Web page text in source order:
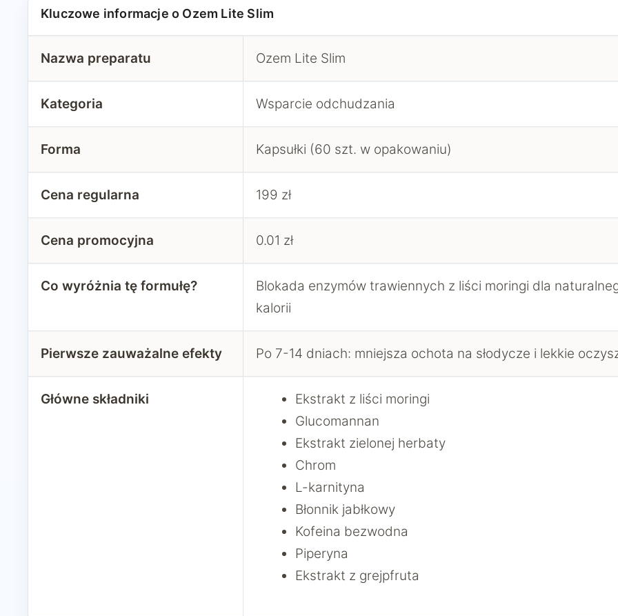
Kluczowe informacje o Ozem Lite Slim
Nazwa preparatu Ozem Lite Slim
Kategoria Wsparcie odchudzania
Forma Kapsułki (60 szt. w opakowaniu)
Cena regularna 199 zł
Cena promocyjna 0.01 zł
Co wyróżnia tę formułę?
Blokada enzymów trawiennych z liści moringi dla
kalorii
Pierwsze zauważalne efekty Po 7-14 dniach: mniejsza ochota na słodycze i lekkie
Główne składniki
Ekstrakt z liści moringi
Glucomannan
Ekstrakt zielonej herbaty
Chrom
L-karnityna
Błonnik jabłkowy
Kofeina bezwodna
Piperyna
Ekstrakt z grejpfruta